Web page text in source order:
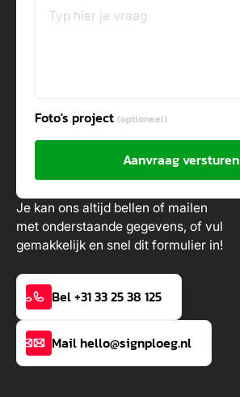
Foto's project(optioneel)
Aanvraag versturen
Je kan ons altijd bellen of mailen
met onderstaande gegevens, of vul
gemakkelijk en snel dit formulier in!
Bel +31 33 25 38 125
Mail hello@signploeg.nl